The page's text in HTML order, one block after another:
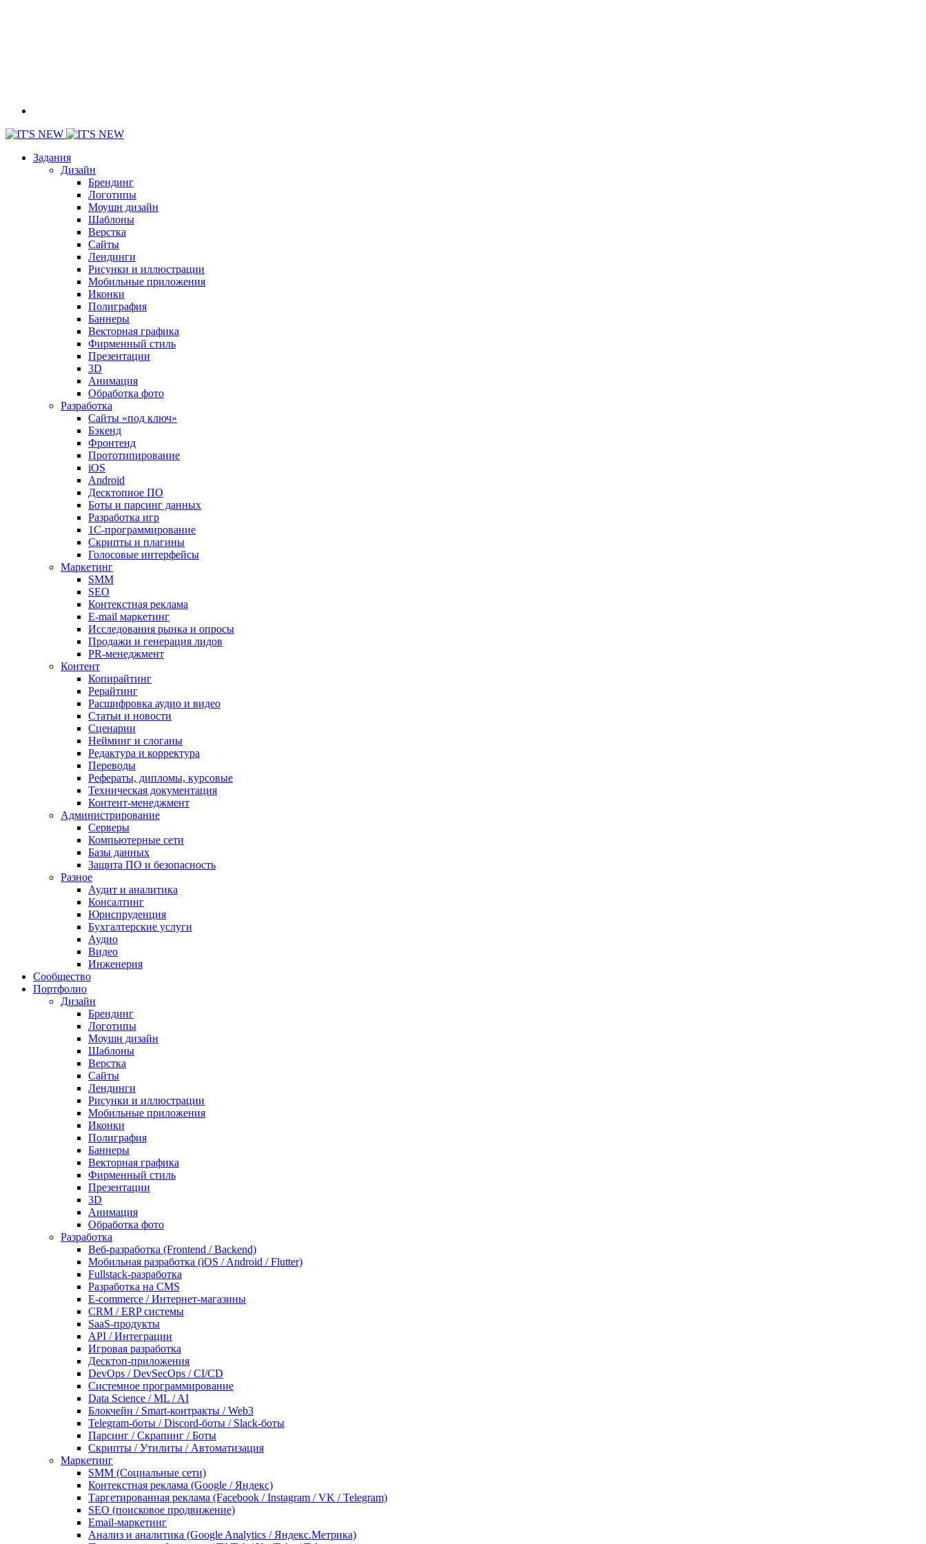
Задания
Дизайн
Брендинг
Логотипы
Моушн дизайн
Шаблоны
Верстка
Сайты
Лендинги
Рисунки и иллюстрации
Мобильные приложения
Иконки
Полиграфия
Баннеры
Векторная графика
Фирменный стиль
Презентации
3D
Анимация
Обработка фото
Разработка
Сайты «под ключ»
Бэкенд
Фронтенд
Прототипирование
iOS
Android
Десктопное ПО
Боты и парсинг данных
Разработка игр
1С-программирование
Скрипты и плагины
Голосовые интерфейсы
Маркетинг
SMM
SEO
Контекстная реклама
E-mail маркетинг
Исследования рынка и опросы
Продажи и генерация лидов
PR-менеджмент
Контент
Копирайтинг
Рерайтинг
Расшифровка аудио и видео
Статьи и новости
Сценарии
Нейминг и слоганы
Редактура и корректура
Переводы
Рефераты, дипломы, курсовые
Техническая документация
Контент-менеджмент
Администрирование
Серверы
Компьютерные сети
Базы данных
Защита ПО и безопасность
Разное
Аудит и аналитика
Консалтинг
Юриспруденция
Бухгалтерские услуги
Аудио
Видео
Инженерия
Сообщество
Портфолио
Дизайн
Брендинг
Логотипы
Моушн дизайн
Шаблоны
Верстка
Сайты
Лендинги
Рисунки и иллюстрации
Мобильные приложения
Иконки
Полиграфия
Баннеры
Векторная графика
Фирменный стиль
Презентации
3D
Анимация
Обработка фото
Разработка
Веб-разработка (Frontend / Backend)
Мобильная разработка (iOS / Android / Flutter)
Fullstack-разработка
Разработка на CMS
E-commerce / Интернет-магазины
CRM / ERP системы
SaaS-продукты
API / Интеграции
Игровая разработка
Десктоп-приложения
DevOps / DevSecOps / CI/CD
Системное программирование
Data Science / ML / AI
Блокчейн / Smart-контракты / Web3
Telegram-боты / Discord-боты / Slack-боты
Парсинг / Скрапинг / Боты
Скрипты / Утилиты / Автоматизация
Маркетинг
SMM (Социальные сети)
Контекстная реклама (Google / Яндекс)
Таргетированная реклама (Facebook / Instagram / VK / Telegram)
SEO (поисковое продвижение)
Email-маркетинг
Анализ и аналитика (Google Analytics / Яндекс.Метрика)